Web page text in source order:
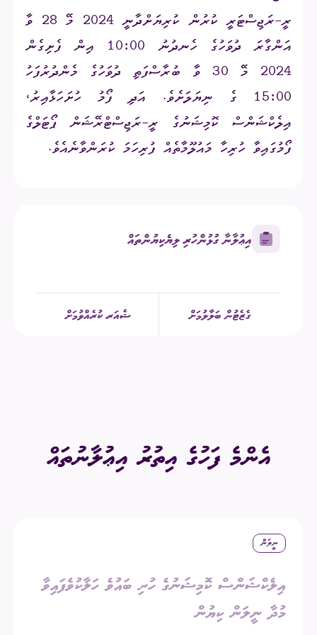
ރީ-ރަޖިސްޓަރީ ކުރުން ކުރިޔަށްދާނީ 2024 މޭ 28 ވާ
އަންގާރަ ދުވަހުގެ ހެނދުނު 10:00 އިން ފެށިގެން
2024 މޭ 30 ވާ ބުރާސްފަތި ދުވަހުގެ މެންދުރުފަހު
15:00 ގެ ނިޔަލަށެވެ. އަދި ފޯމު ހުށަހަޅާއިރު،
އިލެކްޝަންސް ކޮމިޝަނުގެ ރީ-ރަޖިސްޓްރޭޝަން ޕޯޓަލްގެ
ފޯމުގައިވާ ހުރިހާ މައުލޫމާތެއް ފުރިހަމަ ކުރަންވާނެއެވެ.
އިޢުލާނާ ގުޅުންހުރި ލިޔެކިޔުންތައް
ގެޒެޓުން ބަލާލުމަށް ޝެއަރ ކުރެއްވުމަށް
އެންމެ ފަހުގެ އިތުރު އިޢުލާނުތައް
ނީލަން
އިލެކްޝަންސް ކޮމިޝަނުގެ ހުރި ބައުވެ ހަލާކުވެފައިވާ
މުދާ ނީލަން ކިޔުން